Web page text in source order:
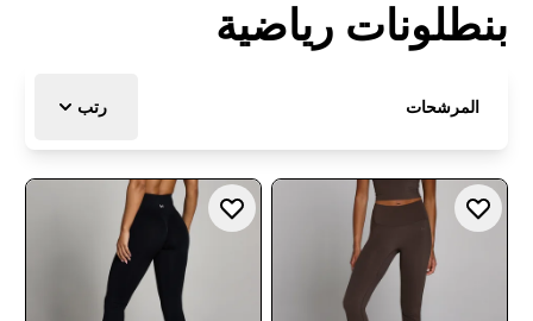
بنطلونات رياضية
المرشحات رتب